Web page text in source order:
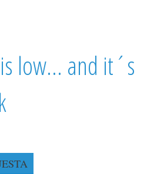
low... and it´s